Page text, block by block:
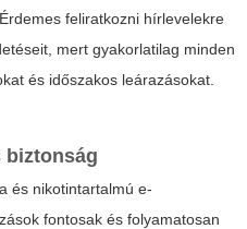
. Érdemes feliratkozni hírlevelekre
mert gyakorlatilag minden
és időszakos leárazásokat.
biztonság
és nikotintartalmú e-
fontosak és folyamatosan